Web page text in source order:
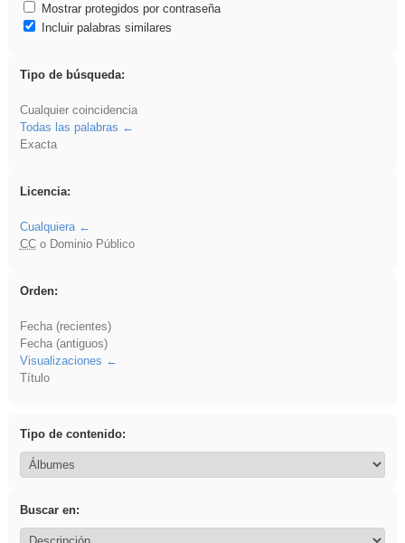
Mostrar protegidos por contraseña
Incluir palabras similares
Tipo de búsqueda:
Cualquier coincidencia
Todas las palabras
Exacta
Licencia:
Cualquiera
CCo Dominio Público
Orden:
Fecha (recientes)
Fecha (antiguos)
Visualizaciones
Título
Tipo de contenido:
Buscar en: